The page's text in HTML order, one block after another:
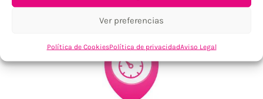
Ver preferencias
Política de CookiesPolítica de privacidadAviso Legal
Tu confianza, nuestro objetivo